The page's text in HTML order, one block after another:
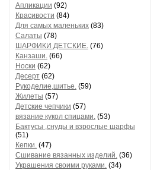
Апликации (92)
Красивости (84)
Для самых маленьких (83)
Салаты (78)
ШАРФИКИ ДЕТСКИЕ. (76)
Канзаши. (66)
Носки (62)
Десерт (62)
Рукоделие,шитье. (59)
Жилеты (57)
Детские чепчики (57)
вязание кукол спицами. (53)
Бактусы ,снуды и взрослые шарфы
(51)
Кепки. (47)
Сшивание вязанных изделий. (36)
Украшения своими руками. (34)